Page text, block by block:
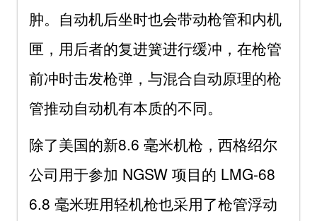
肿。自动机后坐时也会带动枪管和内机
匣，用后者的复进簧进行缓冲，在枪管
前冲时击发枪弹，与混合自动原理的枪
管推动自动机有本质的不同。
除了美国的新8.6 毫米机枪，西格绍尔
公司用于参加 NGSW 项目的 LMG-68
6.8 毫米班用轻机枪也采用了枪管浮动